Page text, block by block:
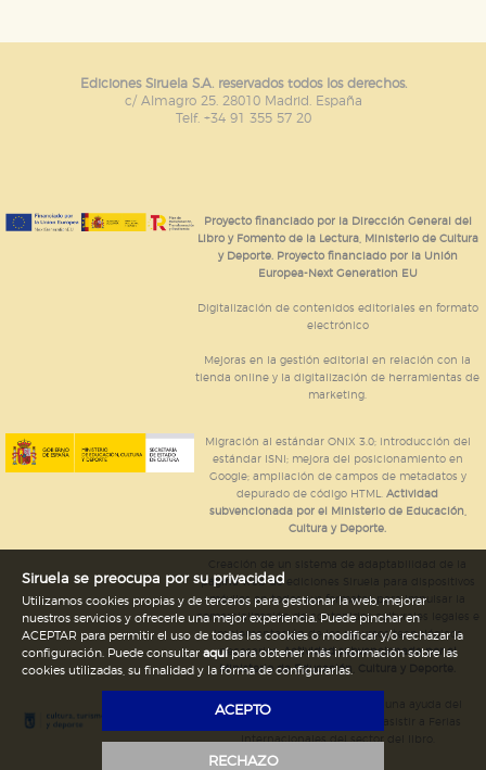
Ediciones Siruela S.A. reservados todos los derechos.
c/ Almagro 25. 28010 Madrid. España
Telf. +34 91 355 57 20
Proyecto financiado por la Dirección General del
Libro y Fomento de la Lectura, Ministerio de Cultura
y Deporte. Proyecto financiado por la Unión
Europea-Next Generation EU
Digitalización de contenidos editoriales en formato
electrónico
Mejoras en la gestión editorial en relación con la
tienda online y la digitalización de herramientas de
marketing.
Migración al estándar ONIX 3.0; introducción del
estándar ISNI; mejora del posicionamiento en
Google; ampliación de campos de metadatos y
depurado de código HTML.Actividad
subvencionada por el Ministerio de Educación,
Cultura y Deporte.
página web de ediciones Siruela para dispositivos
móviles en todos sus formatos para impulsar la
comercialización de contenidos culturales legales e
implementación de los recursos tecnológicos
necesarios.Actividad subvencionada por el
Ministerio de Educación, Cultura y Deporte.
Ediciones Siruela ha percibido una ayuda del
Internacionales del sector del libro.
Siruela se preocupa por su privacidad
Utilizamos cookies propias y de terceros para gestionar la web, mejorar
nuestros servicios y ofrecerle una mejor experiencia. Puede pinchar en
ACEPTAR para permitir el uso de todas las cookies o modificar y/o rechazar la
configuración. Puede consultar aquípara obtener más información sobre las
cookies utilizadas, su finalidad y la forma de configurarlas.
ACEPTO
RECHAZO